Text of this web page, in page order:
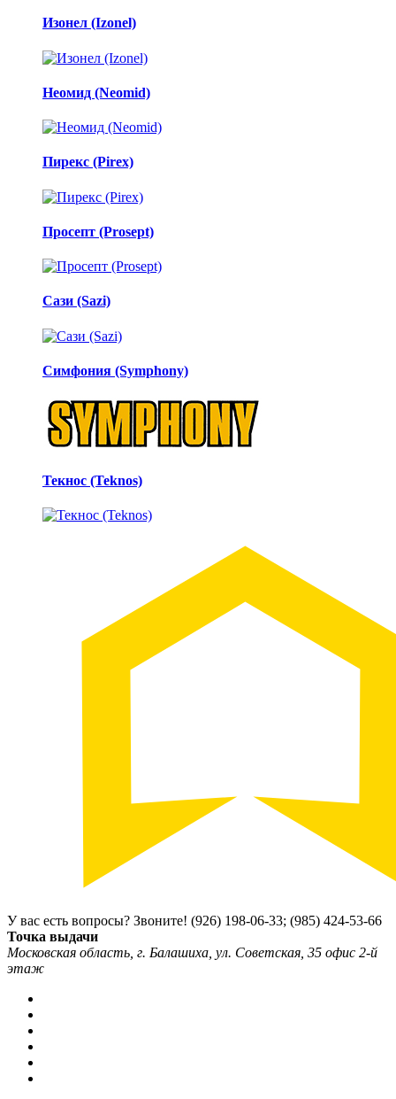
Изонел (Izonel)
Неомид (Neomid)
Пирекс (Pirex)
Просепт (Prosept)
Сази (Sazi)
Симфония (Symphony)
Текнос (Teknos)
У вас есть вопросы? Звоните! (926) 198-06-33; (985) 424-53-66
Точка выдачи
Московская область, г. Балашиха, ул. Советская, 35 офис 2-й
этаж